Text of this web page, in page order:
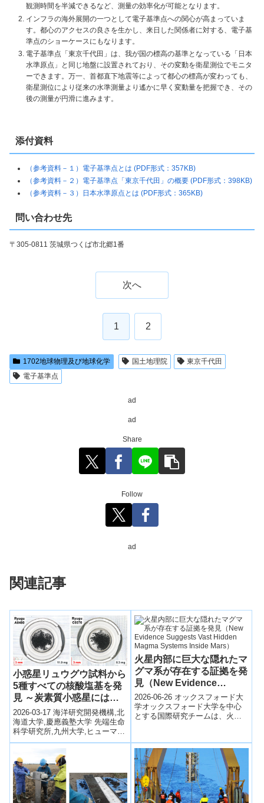
観測時間を半減できるなど、測量の効率化が可能となります。
インフラの海外展開の一つとして電子基準点への関心が高まっていま
す。都心のアクセスの良さを生かし、来日した関係者に対する、電子基
準点のショーケースにもなります。
電子基準点「東京千代田」は、我が国の標高の基準となっている「日本
水準原点」と同じ地盤に設置されており、その変動を衛星測位でモニタ
ーできます。万一、首都直下地震等によって都心の標高が変わっても、
衛星測位により従来の水準測量より遙かに早く変動量を把握でき、その
後の測量が円滑に進みます。
添付資料
（参考資料－１）電子基準点とは (PDF形式：357KB)
（参考資料－２）電子基準点「東京千代田」の概要 (PDF形式：398KB)
（参考資料－３）日本水準原点とは (PDF形式：365KB)
問い合わせ先
〒305-0811 茨城県つくば市北郷1番
次へ
1 2
1702地球物理及び地球化学 国土地理院
東京千代田
電子基準点
ad
ad
Share
Follow
ad
関連記事
小惑星リュウグウ試料から
5種すべての核酸塩基を発
見 ～炭素質小惑星には
DNA/RNAの素材が普遍的
に存在～
2026-03-17 海洋研究開発機構,北
海道大学,慶應義塾大学 先端生命
科学研究所,九州大学,ヒューマ
ン・メタボローム・テクノロジ
ーズ株式会社海洋研究開発機
構...
火星内部に巨大な隠れたマ
グマ系が存在する証拠を発
見（New Evidence
Suggests Vast Hidden
Magma Systems Inside
Mars）
2026-06-26 オックスフォード大
学オックスフォード大学を中心
とする国際研究チームは、火星
が存在す...